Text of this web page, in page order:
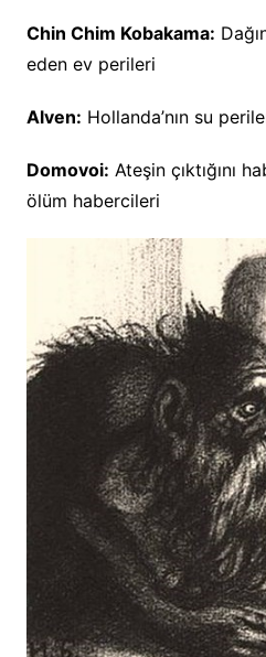
Chin Chim Kobakama:
eden ev perileri
Alven: Hollanda’nın su
Domovoi: Ateşin çıktığını
ölüm habercileri